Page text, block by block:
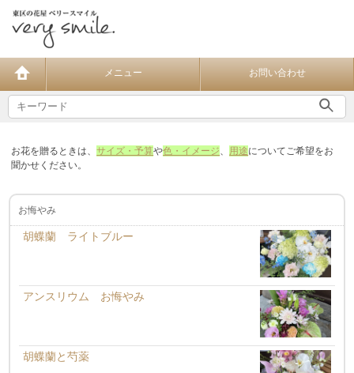
メニュー お問い合わせ
お花を贈るときは、サイズ・予算や色・イメージ、 用途についてご希望をお
聞かせください。
お悔やみ
胡蝶蘭 ライトブルー
アンスリウム お悔やみ
胡蝶蘭と芍薬